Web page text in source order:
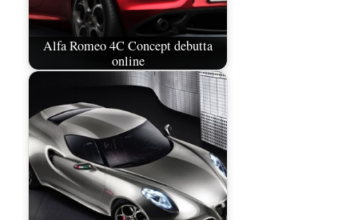
Alfa Romeo 4C Concept debutta
online